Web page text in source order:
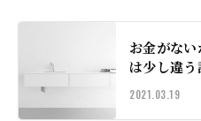
お金がな
は少し違う
2021.03.19